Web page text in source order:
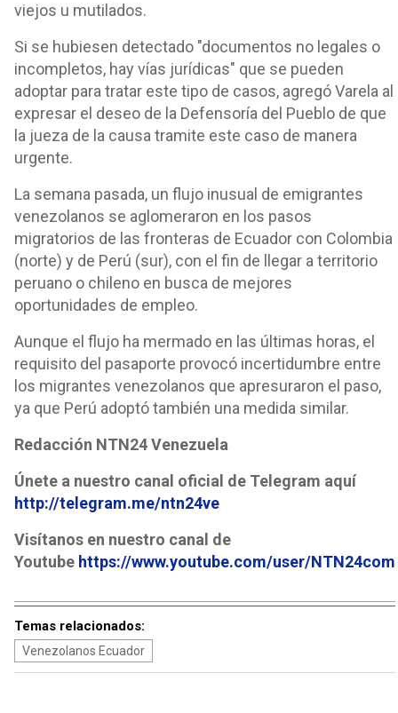
viejos u mutilados.
Si se hubiesen detectado "documentos no legales o
incompletos, hay vías jurídicas" que se pueden
adoptar para tratar este tipo de casos, agregó Varela al
expresar el deseo de la Defensoría del Pueblo de que
la jueza de la causa tramite este caso de manera
urgente.
La semana pasada, un flujo inusual de emigrantes
venezolanos se aglomeraron en los pasos
migratorios de las fronteras de Ecuador con Colombia
(norte) y de Perú (sur), con el fin de llegar a territorio
peruano o chileno en busca de mejores
oportunidades de empleo.
Aunque el flujo ha mermado en las últimas horas, el
requisito del pasaporte provocó incertidumbre entre
los migrantes venezolanos que apresuraron el paso,
ya que Perú adoptó también una medida similar.
Redacción NTN24 Venezuela
Únete a nuestro canal oficial de Telegram aquí
http://telegram.me/ntn24ve
Visítanos en nuestro canal de
Youtube https://www.youtube.com/user/NTN24com
Temas relacionados:
Venezolanos Ecuador